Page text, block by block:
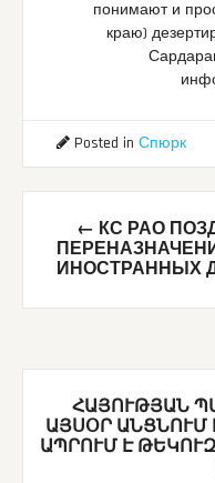
понимают и
краю)
Posted in Спюрк
Post
navigation
← КС РАО
ИНОСТРАННЫХ
ՀԱՅՈՒԹՅԱՆ
ԱՅՍՕՐ ԱՆՑՆՈՒՄ
ԱՊՐՈՒՄ Է ԹԵԿՈՒԶ